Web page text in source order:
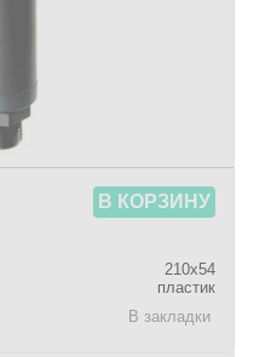
В КОРЗИНУ
210х54
пластик
В закладки